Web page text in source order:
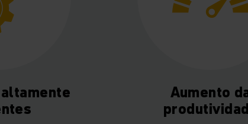
Aumento